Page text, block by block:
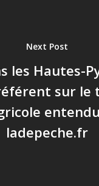
Next Post
les Hautes-
sur le
ladepeche.fr